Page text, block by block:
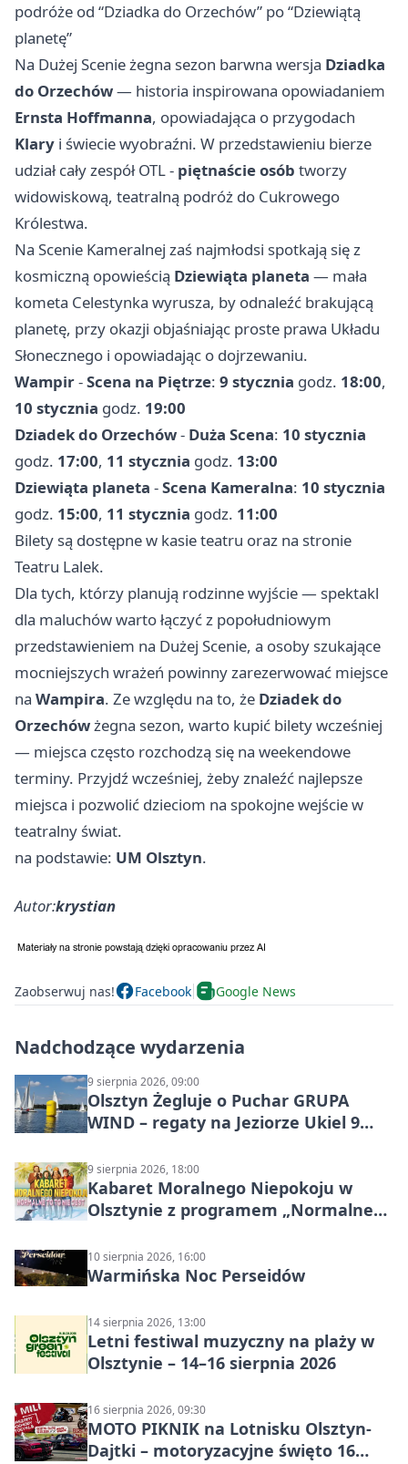
podróże od “Dziadka do Orzechów” po “Dziewiątą
planetę”
Na Dużej Scenie żegna sezon barwna wersja Dziadka
do Orzechów— historia inspirowana opowiadaniem
Ernsta Hoffmanna, opowiadająca o przygodach
Klary i świecie wyobraźni. W przedstawieniu bierze
udział cały zespół OTL - piętnaście osób tworzy
widowiskową, teatralną podróż do Cukrowego
Królestwa.
Na Scenie Kameralnej zaś najmłodsi spotkają się z
kosmiczną opowieścią Dziewiąta planeta — mała
kometa Celestynka wyrusza, by odnaleźć brakującą
planetę, przy okazji objaśniając proste prawa Układu
Słonecznego i opowiadając o dojrzewaniu.
Wampir-Scena na Piętrze: 9 stycznia godz. 18:00,
10 stycznia godz. 19:00
Dziadek do Orzechów- Duża Scena: 10 stycznia
godz. 17:00, 11 stycznia godz. 13:00
Dziewiąta planeta -Scena Kameralna: 10 stycznia
godz. 15:00, 11 stycznia godz. 11:00
Bilety są dostępne w kasie teatru oraz na stronie
Teatru Lalek.
Dla tych, którzy planują rodzinne wyjście — spektakl
dla maluchów warto łączyć z popołudniowym
przedstawieniem na Dużej Scenie, a osoby szukające
mocniejszych wrażeń powinny zarezerwować miejsce
na Wampira. Ze względu na to, że Dziadek do
Orzechówżegna sezon, warto kupić bilety wcześniej
— miejsca często rozchodzą się na weekendowe
terminy. Przyjdź wcześniej, żeby znaleźć najlepsze
miejsca i pozwolić dzieciom na spokojne wejście w
teatralny świat.
na podstawie: UM Olsztyn.
Autor:krystian
Zaobserwuj nas! Facebook Google News
Nadchodzące wydarzenia
9 sierpnia 2026, 09:00
Olsztyn Żegluje o Puchar GRUPA
WIND – regaty na Jeziorze Ukiel 9
9 sierpnia 2026, 18:00
Kabaret Moralnego Niepokoju w
Olsztynie z programem „Normalne
10 sierpnia 2026, 16:00
Warmińska Noc Perseidów
14 sierpnia 2026, 13:00
Letni festiwal muzyczny na plaży w
Olsztynie – 14–16 sierpnia 2026
16 sierpnia 2026, 09:30
MOTO PIKNIK na Lotnisku Olsztyn-
Dajtki – motoryzacyjne święto 16